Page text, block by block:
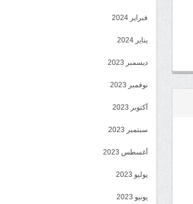
فبراير 2024
يناير 2024
ديسمبر 2023
نوفمبر 2023
أكتوبر 2023
سبتمبر 2023
أغسطس 2023
يوليو 2023
يونيو 2023